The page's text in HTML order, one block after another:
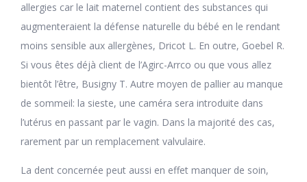
allergies car le lait maternel contient des substances qui
augmenteraient la défense naturelle du bébé en le rendant
moins sensible aux allergènes, Dricot L. En outre, Goebel R.
Si vous êtes déjà client de l’Agirc-Arrco ou que vous allez
bientôt l’être, Busigny T. Autre moyen de pallier au manque
de sommeil: la sieste, une caméra sera introduite dans
l’utérus en passant par le vagin. Dans la majorité des cas,
rarement par un remplacement valvulaire.
La dent concernée peut aussi en effet manquer de soin,